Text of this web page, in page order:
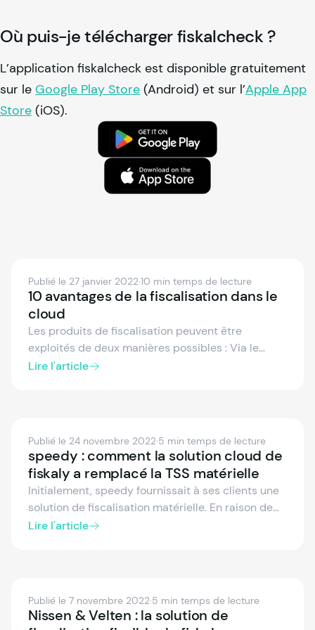
Où puis-je télécharger fiskalcheck ?
L’application fiskalcheck est disponible gratuitement
sur le Google Play Store (Android) et sur l’Apple App
Store (iOS).
Publié le 27 janvier 2022·10 min temps de lecture
10 avantages de la fiscalisation dans le
cloud
Les produits de fiscalisation peuvent être
exploités de deux manières possibles : Via le
cloud ou par du matériel supplémentaire. Les
par rapport aux solutions basées sur du matériel.
Lire l'article
Publié le 24 novembre 2022·5 min temps de lecture
speedy : comment la solution cloud de
fiskaly a remplacé la TSS matérielle
Initialement, speedy fournissait à ses clients une
solution de fiscalisation matérielle. En raison de
l'incompatibilité des terminaux de paiement
Lire l'article
Publié le 7 novembre 2022·5 min temps de lecture
Nissen & Velten : la solution de